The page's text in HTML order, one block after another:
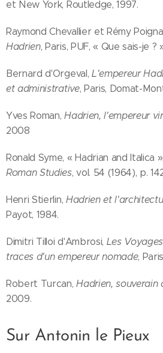
et New York, Routledge, 1997.
Raymond Chevallier et Rémy
Hadrien, Paris, PUF, « Que sais-je ?
Bernard d'Orgeval, L'empereur
et administrative, Paris, Domat-
Yves Roman,Hadrien, l'empereur
2008
Ronald Syme, « Hadrian and Italica »,
Roman Studies, vol. 54 (1964), p.
Henri Stierlin, Hadrien et
Payot, 1984.
Dimitri Tilloi d'Ambrosi, Les
traces d'un empereur nomade,
Robert Turcan,Hadrien, souverain
2009.
Sur Antonin le Pieux